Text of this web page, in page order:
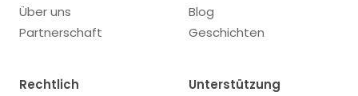
Über uns
Partnerschaft
Blog
Geschichten
Rechtlich
Unterstützung